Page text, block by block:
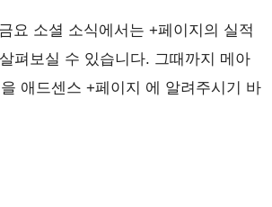
요 소셜 소식에서는 +페이지의 실적
펴보실 수 있습니다. 그때까지 메아
애드센스 +페이지 에 알려주시기 바